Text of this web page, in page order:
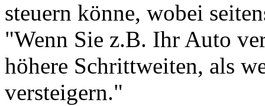
steuern könne, wobei
"Wenn Sie z.B. Ihr Auto
höhere Schrittweiten, als
versteigern."